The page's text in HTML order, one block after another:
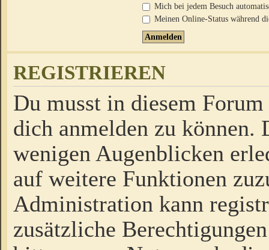
Mich bei jedem Besuch
Meinen Online-Status während
REGISTRIEREN
Du musst in diesem
dich anmelden zu
wenigen Augenblicken
auf weitere Funktionen
Administration kann
zusätzliche